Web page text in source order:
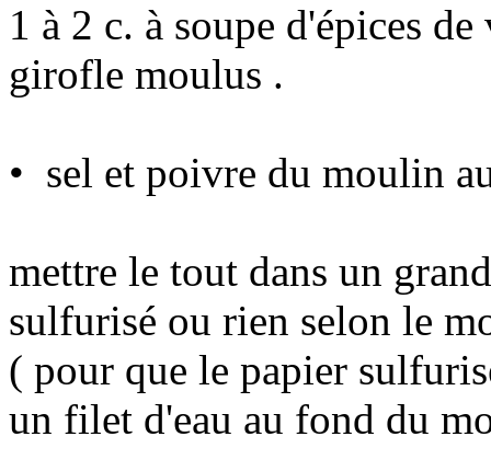
1 à 2 c. à soupe d'épices
girofle moulus .
• sel et poivre du moulin
mettre le tout dans un
sulfurisé ou rien selon le
( pour que le papier
un filet d'eau au fond du